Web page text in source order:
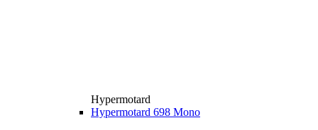
Hypermotard
Hypermotard 698 Mono